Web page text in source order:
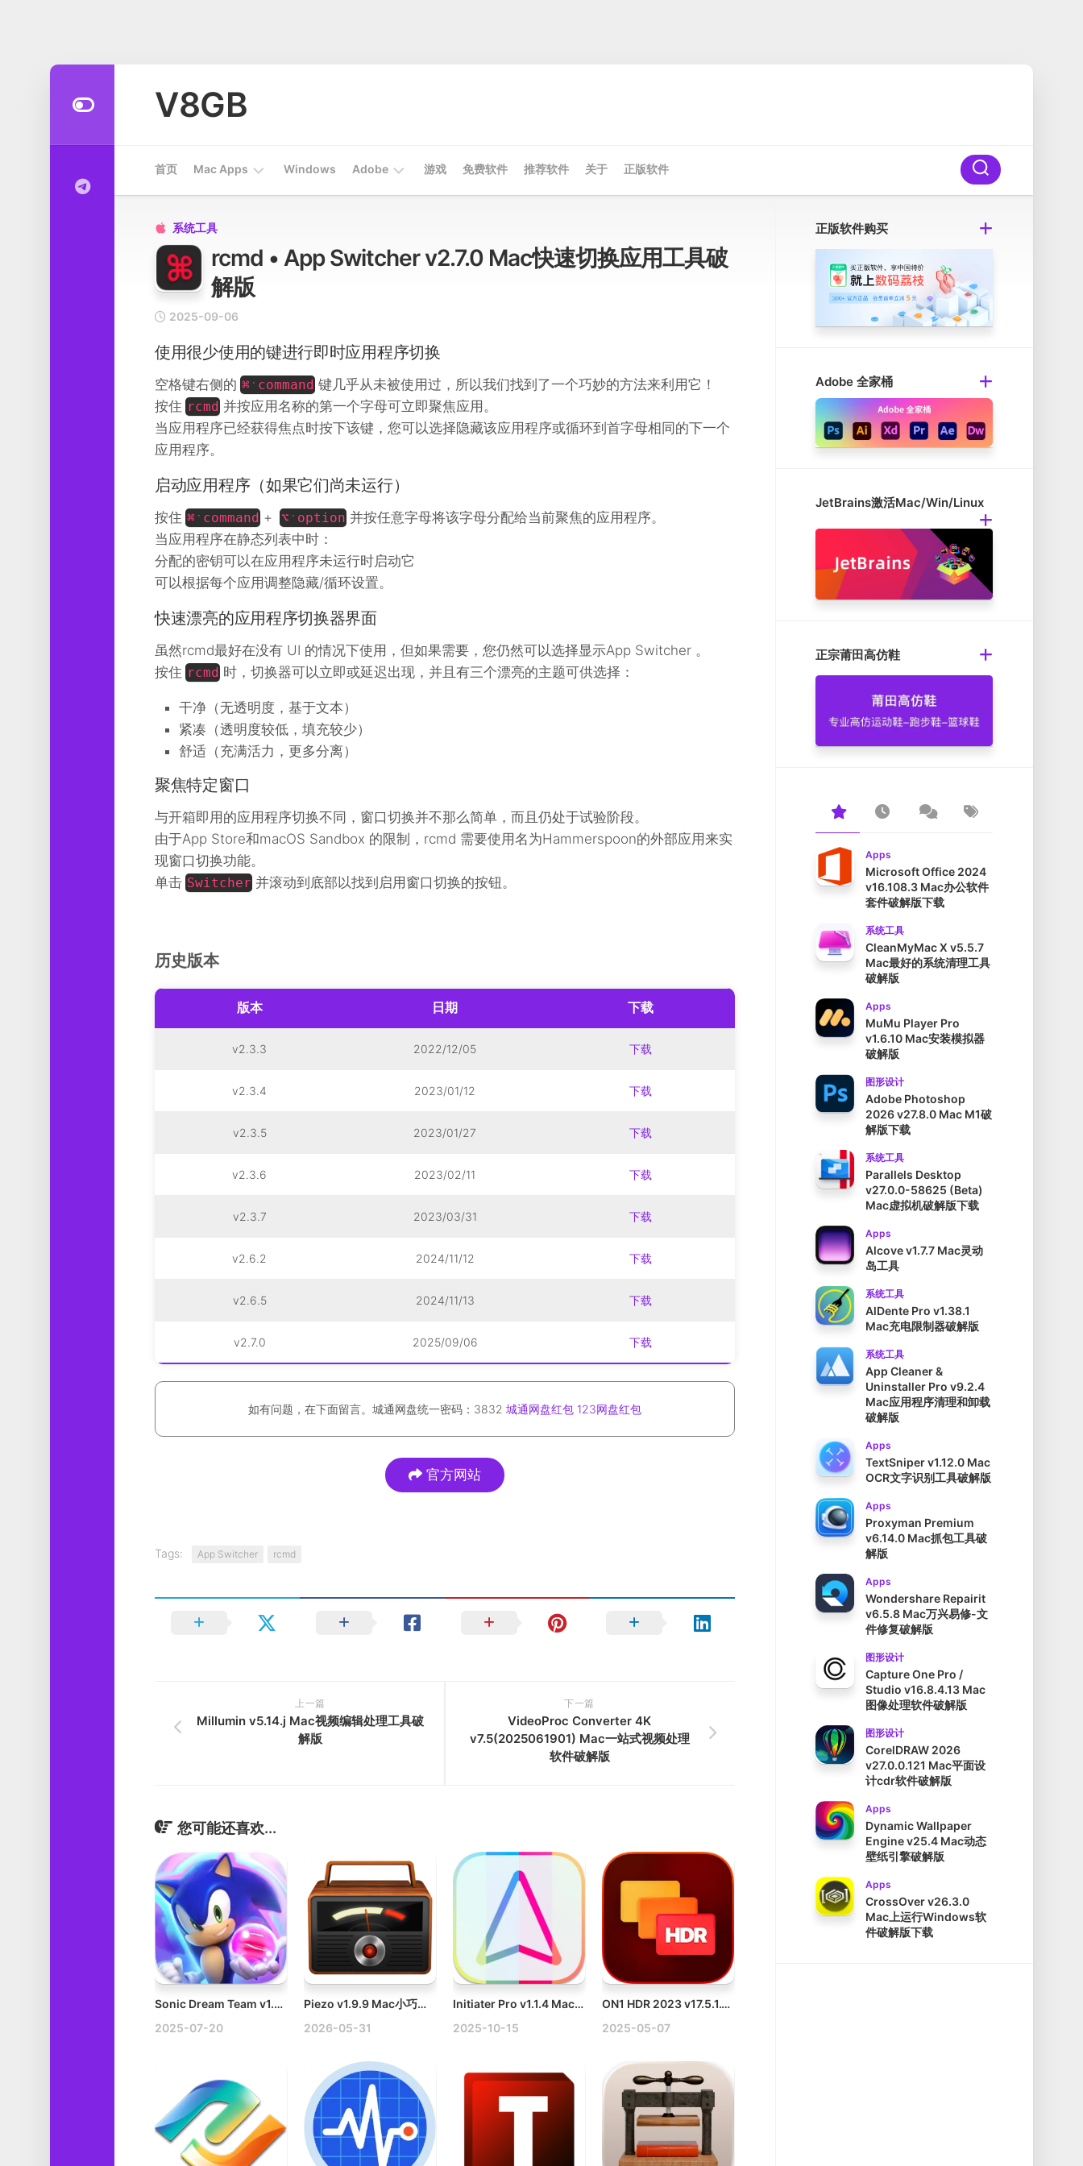
V8GB
首页 Mac Apps
Apps
开
工
统
具
图
形
设
体
软
件
娱
Windows Adobe 游戏 免费软件 推荐软件 关于 正版软件
 系统工具
rcmd • App Switcher v2.7.0 Mac快速切换应用工具破
解版
2025-09-06
使用很少使用的键进行即时应用程序切换
空格键右侧的 ⌘ command 键几乎从未被使用过，所以我们找到了一个巧妙的方法来利用它！
按住 rcmd 并按应用名称的第一个字母可立即聚焦应用。
当应用程序已经获得焦点时按下该键，您可以选择隐藏该应用程序或循环到首字母相同的下一个
应用程序。
启动应用程序（如果它们尚未运行）
按住 ⌘ command + ⌥ option 并按任意字母将该字母分配给当前聚焦的应用程序。
当应用程序在静态列表中时：
分配的密钥可以在应用程序未运行时启动它
可以根据每个应用调整隐藏/循环设置。
快速漂亮的应用程序切换器界面
虽然rcmd最好在没有 UI 的情况下使用，但如果需要，您仍然可以选择显示App Switcher 。
按住 rcmd 时，切换器可以立即或延迟出现，并且有三个漂亮的主题可供选择：
干净（无透明度，基于文本）
紧凑（透明度较低，填充较少）
舒适（充满活力，更多分离）
聚焦特定窗口
与开箱即用的应用程序切换不同，窗口切换并不那么简单，而且仍处于试验阶段。
由于App Store和macOS Sandbox 的限制，rcmd 需要使用名为Hammerspoon的外部应用来实
现窗口切换功能。
单击 Switcher 并滚动到底部以找到启用窗口切换的按钮。
历史版本
版本 日期 下载
v2.3.3 2022/12/05 下载
v2.3.4 2023/01/12 下载
v2.3.5 2023/01/27 下载
v2.3.6 2023/02/11 下载
v2.3.7 2023/03/31 下载
v2.6.2 2024/11/12 下载
v2.6.5 2024/11/13 下载
v2.7.0 2025/09/06 下载
如有问题，在下面留言。城通网盘统一密码：3832 城通网盘红包 123网盘红包
官方网站
Tags: App Switcher rcmd
下一篇
VideoProc Converter 4K
v7.5(2025061901) Mac一站式视频处理
软件破解版
上一篇
Millumin v5.14.j Mac视频编辑处理工具破
解版
您可能还喜欢...
Sonic Dream Team v1.8.1 Mac索尼克梦之队
2025-07-20
Piezo v1.9.9 Mac小巧高效的音频录制工具
2026-05-31
Initiater Pro v1.1.4 Mac OCR图片文字识别提取工具
2025-10-15
ON1 HDR 2023 v17.5.1.14028 Win HDR照片编辑软件破解版
2025-05-07
正版软件购买
Adobe 全家桶
JetBrains激活Mac/Win/Linux
正宗莆田高仿鞋
Apps
Microsoft Office 2024
v16.108.3 Mac办公软件
套件破解版下载
系统工具
CleanMyMac X v5.5.7
Mac最好的系统清理工具
破解版
Apps
MuMu Player Pro
v1.6.10 Mac安装模拟器
破解版
图形设计
Adobe Photoshop
2026 v27.8.0 Mac M1破
解版下载
系统工具
Parallels Desktop
v27.0.0-58625 (Beta)
Mac虚拟机破解版下载
Apps
Alcove v1.7.7 Mac灵动
岛工具
系统工具
AlDente Pro v1.38.1
Mac充电限制器破解版
系统工具
App Cleaner &
Uninstaller Pro v9.2.4
Mac应用程序清理和卸载
破解版
Apps
TextSniper v1.12.0 Mac
OCR文字识别工具破解版
Apps
Proxyman Premium
v6.14.0 Mac抓包工具破
解版
Apps
Wondershare Repairit
v6.5.8 Mac万兴易修-文
件修复破解版
图形设计
Capture One Pro /
Studio v16.8.4.13 Mac
图像处理软件破解版
图形设计
CorelDRAW 2026
v27.0.0.121 Mac平面设
计cdr软件破解版
Apps
Dynamic Wallpaper
Engine v25.4 Mac动态
壁纸引擎破解版
Apps
CrossOver v26.3.0
Mac上运行Windows软
件破解版下载